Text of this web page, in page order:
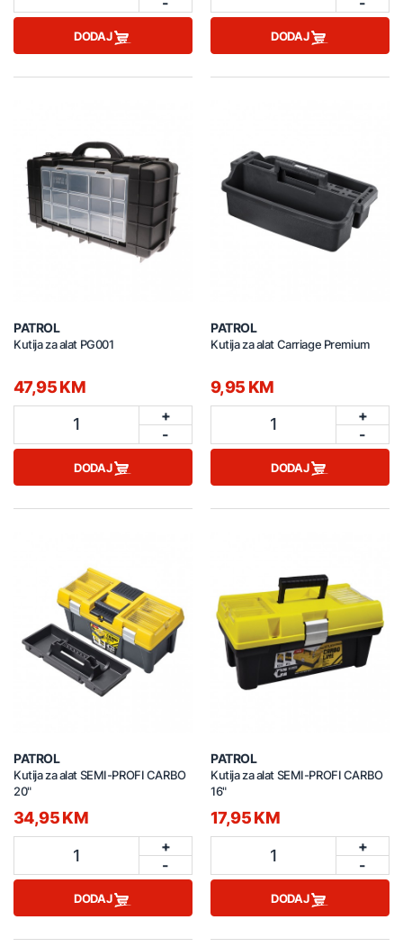
DODAJ DODAJ
PATROL
Kutija za alat PG001
47,95 KM
1
+
-
DODAJ
PATROL
Kutija za alat Carriage Premium
9,95 KM
1
+
-
DODAJ
PATROL
Kutija za alat SEMI-PROFI CARBO
20"
34,95 KM
1
+
-
DODAJ
PATROL
Kutija za alat SEMI-PROFI CARBO
16"
17,95 KM
1
+
-
DODAJ